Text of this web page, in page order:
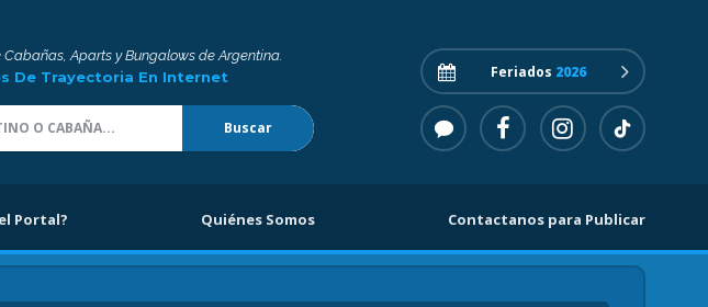
Cabañas, Aparts y Bungalows de Argentina.
De Trayectoria En Internet
Buscar
Feriados 2026
Portal? Quiénes Somos Contactanos para Publicar